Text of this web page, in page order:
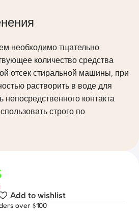
необходимо тщательно
количество средства
отсек стиральной машины, при
растворить в воде для
непосредственного контакта
строго по
Add to wishlist
over $100